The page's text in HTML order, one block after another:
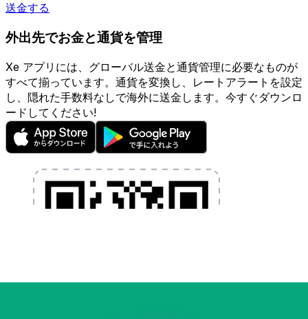
送金する
外出先でお金と通貨を管理
Xe アプリには、グローバル送金と通貨管理に必要なものが
すべて揃っています。通貨を変換し、レートアラートを設定
し、隠れた手数料なしで海外に送金します。今すぐダウンロ
ードしてください!